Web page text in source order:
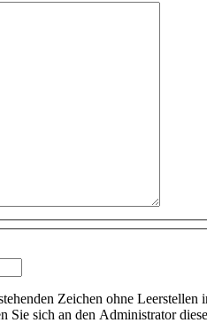
Zeichen ohne
Sie sich an den Administrator